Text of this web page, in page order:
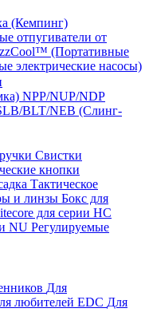
(Кемпинг)
отпугиватели от
(Портативные
электрические насосы)
NPP/NUP/NDP
BLT/NEB (Слинг-
Свистки
кнопки
Тактическое
и линзы Бокс для
для серии HС
NU Регулируемые
Для
любителей EDC Для